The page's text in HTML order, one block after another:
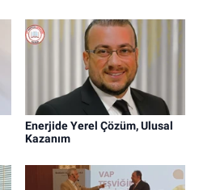
Enerjide Yerel Çözüm, Ulusal
Kazanım